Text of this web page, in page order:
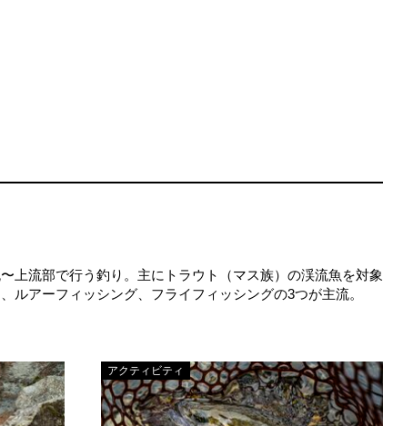
上流部で行う釣り。主にトラウト（マス族）の渓流魚を対象
ルアーフィッシング、フライフィッシングの3つが主流。
アクティビティ